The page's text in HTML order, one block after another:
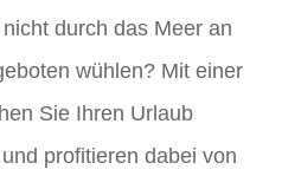
durch das Meer an
wühlen? Mit einer
Sie Ihren Urlaub
profitieren dabei von